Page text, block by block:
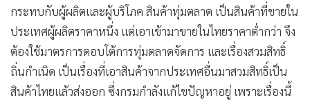
กระทบกับผู้ผลิตและผู้บริโภค สินค้าทุ่มตลาด เป็นสินค้าที่ขายใน
ประเทศผู้ผลิตราคาหนึ่ง แต่เอาเข้ามาขายในไทยราคาต่ำกว่า จึง
ต้องใช้มาตรการตอบโต้การทุ่มตลาดจัดการ และเรื่องสวมสิทธิ์
ถิ่นกำเนิด เป็นเรื่องที่เอาสินค้าจากประเทศอื่นมาสวมสิทธิ์เป็น
สินค้าไทยแล้วส่งออก ซึ่งกรมกำลังแก้ไขปัญหาอยู่ เพราะเรื่องนี้